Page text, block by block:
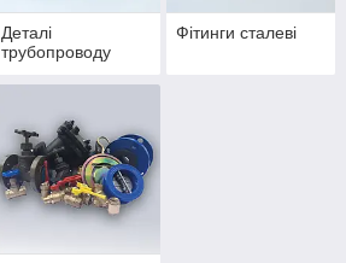
Деталі
трубопроводу
Фітинги сталеві